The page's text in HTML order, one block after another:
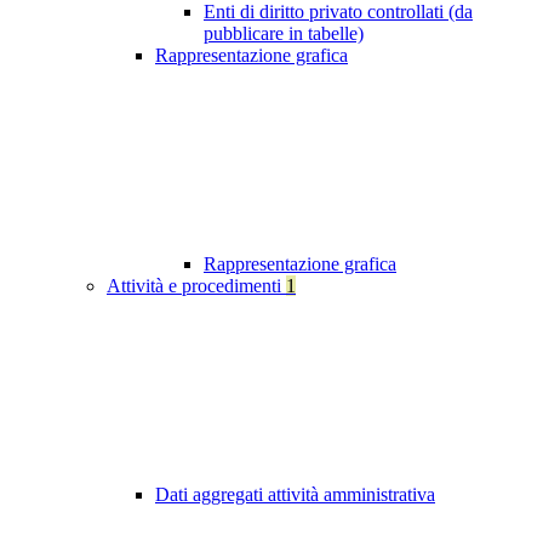
Enti di diritto privato controllati (da
pubblicare in tabelle)
Rappresentazione grafica
Rappresentazione grafica
Attività e procedimenti 1
Dati aggregati attività amministrativa